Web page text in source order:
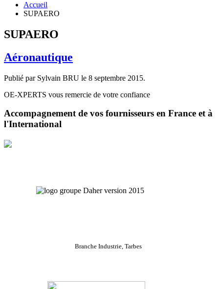
Accueil
SUPAERO
SUPAERO
Aéronautique
Publié par Sylvain BRU le 8 septembre 2015.
OE-XPERTS vous remercie de votre confiance
Accompagnement de vos fournisseurs en France et à
l'International
Branche Industrie, Tarbes